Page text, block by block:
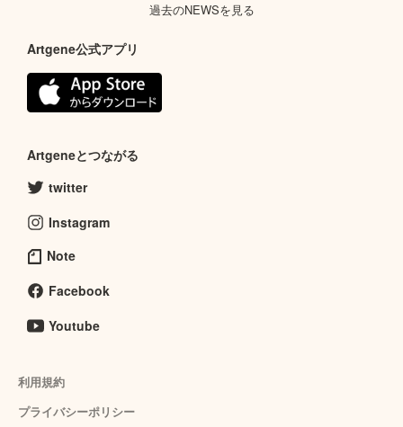
過去のNEWSを見る
Artgene公式アプリ
Artgeneとつながる
twitter
Instagram
Note
Facebook
Youtube
利用規約
プライバシーポリシー